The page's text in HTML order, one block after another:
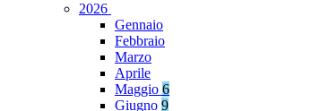
2026
Gennaio
Febbraio
Marzo
Aprile
Maggio 6
Giugno 9